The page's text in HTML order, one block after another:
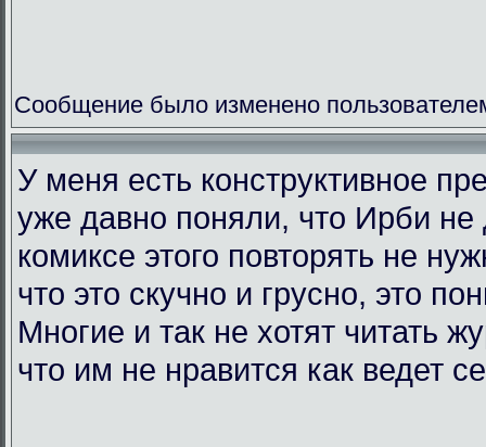
Сообщение было изменено
У меня есть конструктивное
уже давно поняли, что Ирби не
комиксе этого повторять не
что это скучно и грусно, это
Многие и так не хотят читать
что им не нравится как ведет